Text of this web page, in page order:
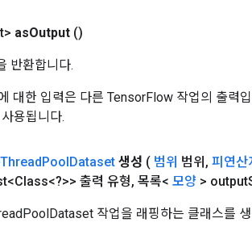
asOutput ()
반환합니다.
대한 입력은 다른 TensorFlow 작업의 출력
용됩니다.
ThreadPoolDataset 생성 ( 범위 범위 , 피연산
출력 유형, 목록< 모양 > output
작업을 래핑하는 클래스를